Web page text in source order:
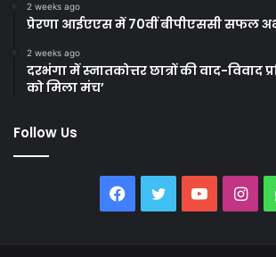
2 weeks ago
प्रेरणा आईएएस में 70वीं बीपीएससी सफल
2 weeks ago
दरभंगा में स्नातकोत्तर छात्रों की वाद-विवाद
को मिला मंच’
Follow Us
Facebook
TwitterYouTube